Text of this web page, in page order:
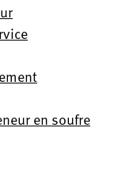
en soufre